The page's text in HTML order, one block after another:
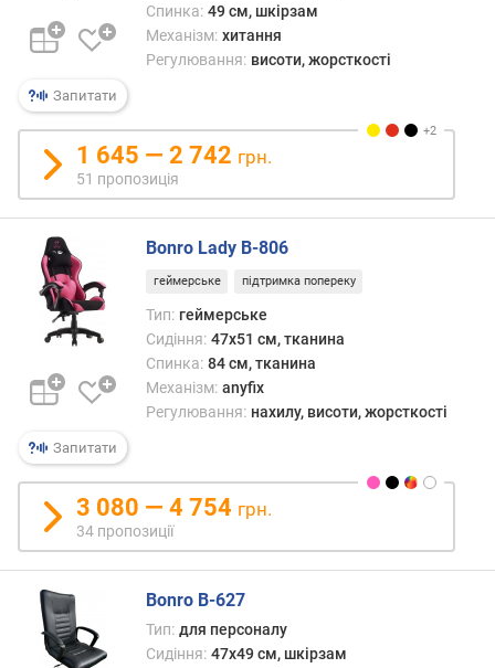
х
и
с
п
и
н
к
и
р
е
г
у
л
в
а
н
я
Запитати
Спинка: 49 см, шкірзам
Механізм: хитання
Регулювання: висоти, жорсткості
1 645 — 2 742 грн.
51 пропозиція
Запитати
Bonro Lady B-806
геймерське підтримка попереку
Тип: геймерське
Сидіння: 47x51 см, тканина
Спинка: 84 см, тканина
Механізм: anyfix
Регулювання: нахилу, висоти, жорсткості
3 080 — 4 754 грн.
34 пропозиції
Bonro B-627
Тип: для персоналу
Сидіння: 47x49 см, шкірзам